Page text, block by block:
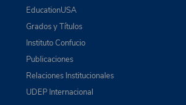
EducationUSA
Grados y Títulos
Instituto Confucio
Publicaciones
Relaciones Institucionales
UDEP Internacional